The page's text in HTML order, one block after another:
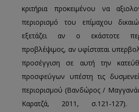
κριτήρια προκειμένου να
περιορισμό του επίμαχου
εξετάζει αν ο εκάστοτε
προβλέψιμος, αν υφίσταται
προσέγγιση σε αυτή την
προσφεύγων υπέστη τις
περιορισμού (Βανδώρος /
Καρατζά, 2011, σ.121-127).